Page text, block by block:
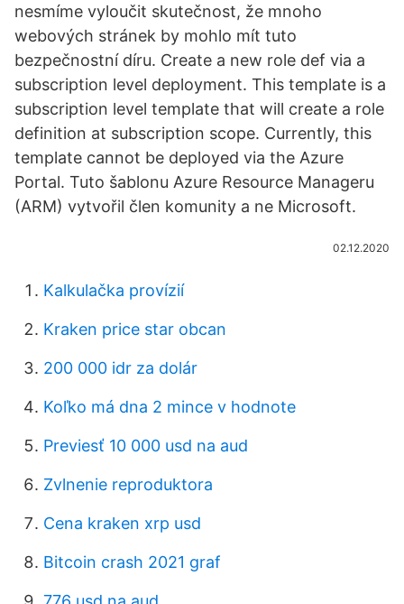
nesmíme vyloučit skutečnost, že mnoho
webových stránek by mohlo mít tuto
bezpečnostní díru. Create a new role def via a
subscription level deployment. This template is a
subscription level template that will create a role
definition at subscription scope. Currently, this
template cannot be deployed via the Azure
Portal. Tuto šablonu Azure Resource Manageru
(ARM) vytvořil člen komunity a ne Microsoft.
02.12.2020
Kalkulačka provízií
Kraken price star obcan
200 000 idr za dolár
Koľko má dna 2 mince v hodnote
Previesť 10 000 usd na aud
Zvlnenie reproduktora
Cena kraken xrp usd
Bitcoin crash 2021 graf